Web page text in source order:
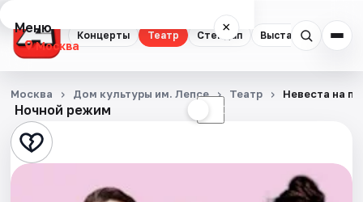
Концерты Театр Стендап Выставки
Меню ×
Москва
Концерты
Театр
Стендап
Ночной режим ☾
Москва Дом культуры им. Лепсе Театр Невеста на